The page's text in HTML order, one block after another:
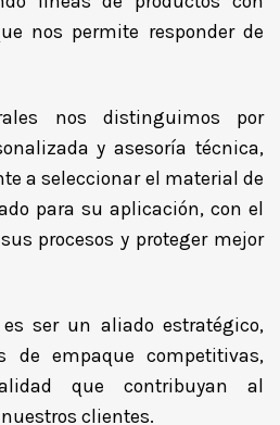
nos permite responder de
nos distinguimos por
y asesoría técnica,
a seleccionar el material de
para su aplicación, con el
procesos y proteger mejor
ser un aliado estratégico,
de empaque competitivas,
que contribuyan al
clientes.